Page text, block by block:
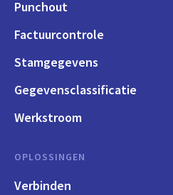
Punchout
Factuurcontrole
Stamgegevens
Gegevensclassificatie
Werkstroom
OPLOSSINGEN
Verbinden